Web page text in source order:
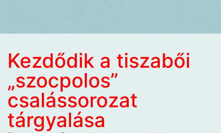
Kezdődik a tiszabői
„szocpolos”
csalássorozat
tárgyalása